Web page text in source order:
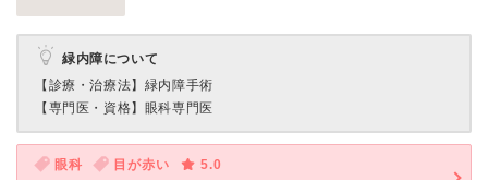
緑内障について
【診療・治療法】 緑内障手術
【専門医・資格】 眼科専門医
眼科 目が赤い
5.0